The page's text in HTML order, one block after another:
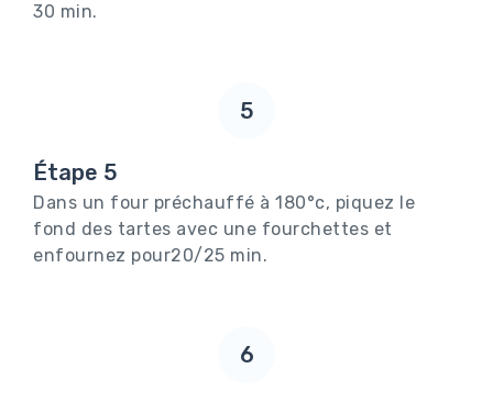
30 min.
5
Étape 5
Dans un four préchauffé à 180°c, piquez le
fond des tartes avec une fourchettes et
enfournez pour20/25 min.
6